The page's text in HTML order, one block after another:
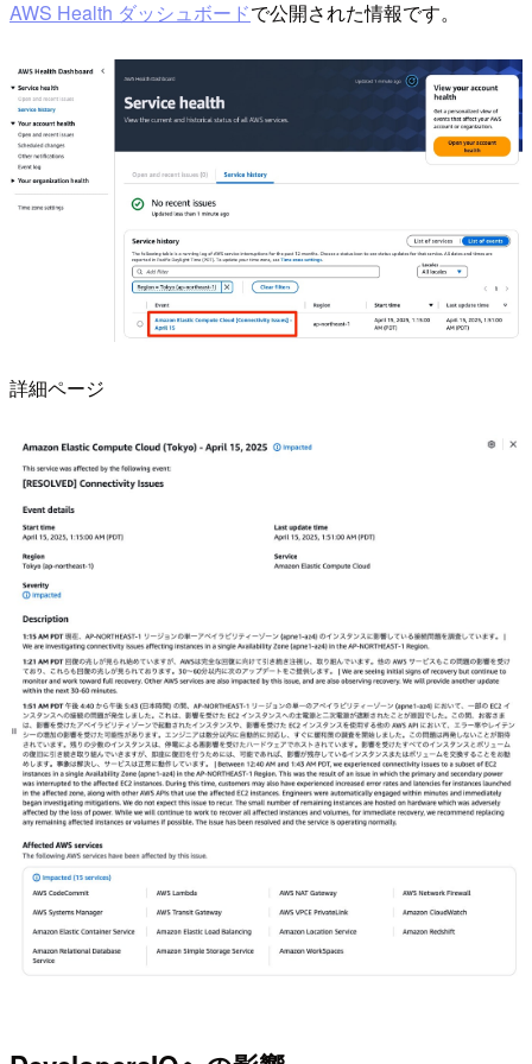
AWS Health ダッシュボードで公開された情報です。
詳細ページ